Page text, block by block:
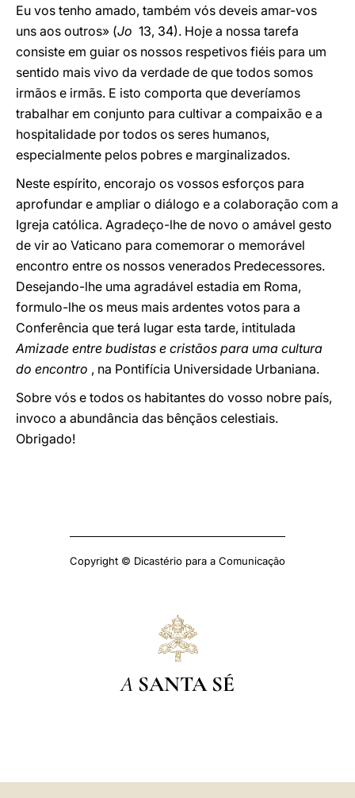
Eu vos tenho amado, também vós deveis amar-vos
uns aos outros» (Jo 13, 34). Hoje a nossa tarefa
consiste em guiar os nossos respetivos fiéis para um
sentido mais vivo da verdade de que todos somos
irmãos e irmãs. E isto comporta que deveríamos
trabalhar em conjunto para cultivar a compaixão e a
hospitalidade por todos os seres humanos,
especialmente pelos pobres e marginalizados.
Neste espírito, encorajo os vossos esforços para
aprofundar e ampliar o diálogo e a colaboração com a
Igreja católica. Agradeço-lhe de novo o amável gesto
de vir ao Vaticano para comemorar o memorável
encontro entre os nossos venerados Predecessores.
Desejando-lhe uma agradável estadia em Roma,
formulo-lhe os meus mais ardentes votos para a
Conferência que terá lugar esta tarde, intitulada
Amizade entre budistas e cristãos para uma cultura
do encontro , na Pontifícia Universidade Urbaniana.
Sobre vós e todos os habitantes do vosso nobre país,
invoco a abundância das bênçãos celestiais.
Obrigado!
Copyright © Dicastério para a Comunicação
A SANTA SÉ